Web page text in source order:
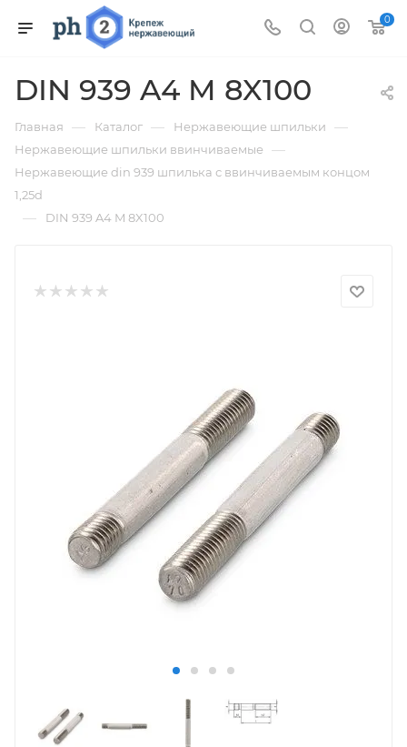
0
DIN 939 A4 M 8X100
Главная — Каталог — Нержавеющие шпильки —
Нержавеющие шпильки ввинчиваемые —
Нержавеющие din 939 шпилька с ввинчиваемым концом
1,25d
— DIN 939 A4 M 8X100